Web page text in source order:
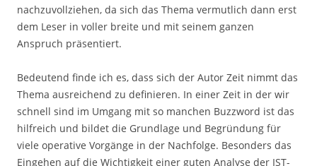
nachzuvollziehen, da sich das Thema vermutlich dann erst
dem Leser in voller breite und mit seinem ganzen
Anspruch präsentiert.
Bedeutend finde ich es, dass sich der Autor Zeit nimmt das
Thema ausreichend zu definieren. In einer Zeit in der wir
schnell sind im Umgang mit so manchen Buzzword ist das
hilfreich und bildet die Grundlage und Begründung für
viele operative Vorgänge in der Nachfolge. Besonders das
Eingehen auf die Wichtigkeit einer guten Analyse der IST-